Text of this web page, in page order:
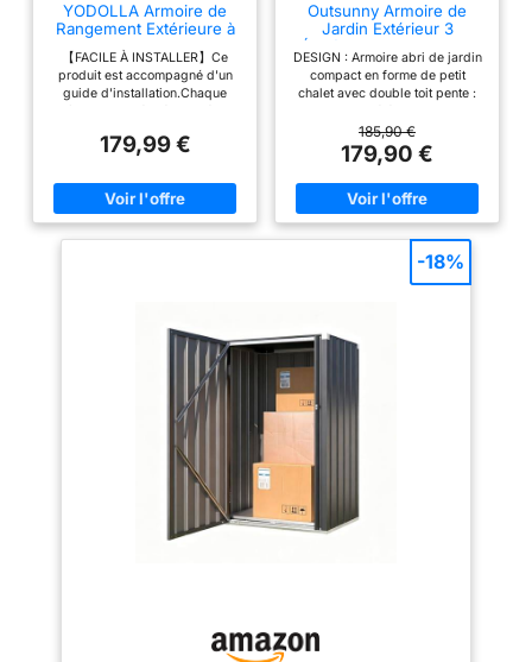
YODOLLA Armoire de
Rangement Extérieure à
3 Niveaux,Abri de Jardin
Métal
【FACILE À INSTALLER】Ce
produit est accompagné d'un
guide d'installation.Chaque
facilement s'en occuper, et il y a
【ARMOIRE MÉTAL】Ce produit
en métal galvanisé d’un poids
total de 29 kg. Par rapport au
plastique, qui est facile à
et autres articles. 【3
ÉTAGÈRES AJUSTABLES】2
étagères librement réglables à
l’intérieur, chacun avec une
capacité de charge allant
jusqu’à 27,5 kg. Qu’il s’agisse
d’un grand outil d’extérieur ou
d’un petit élément essentiel
pour l’intérieur, vous pouvez
tirer le meilleur parti de votre
espace avec la flexibilité
nécessaire pour ranger vos
affaires. 【USAGES
le magasin de voitures, et
179,99 €
Outsunny Armoire de
Jardin Extérieur 3
Étagères 77 x 54 x 179
cm Gris
DESIGN : Armoire abri de jardin
compact en forme de petit
chalet avec double toit pente :
RANGEMENT : Réduction pour
outils extérieure dispose de 3
étagères latérales gauche avec
niche inférieure + grand espace
de rangement + espace
supérieur avec porte et loquet
DURÉE DE VIE PÉRENNE :
Cabane de jardin en bois de
sapin poncé puis recouvert de
deux couches de peinture
double pente bitumé, meuble
du sol SÉCURITÉ : Cet abri de
rangement extérieur doté d'une
185,90 €
179,90 €
-18%